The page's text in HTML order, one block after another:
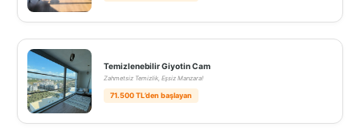
Temizlenebilir Giyotin Cam
Zahmetsiz Temizlik, Eşsiz Manzara!
71.500 TL’den başlayan